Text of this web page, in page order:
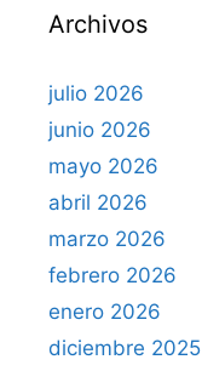
:
Archivos
julio 2026
junio 2026
mayo 2026
abril 2026
marzo 2026
febrero 2026
enero 2026
diciembre 2025